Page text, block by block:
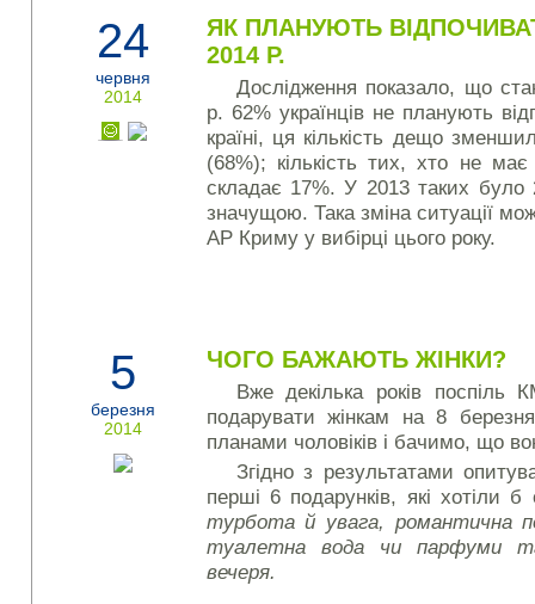
24
червня
2014
ЯК ПЛАНУЮТЬ
2014 Р.
Дослідження показало, що
р. 62% українців не планують
країні, ця кількість дещо
(68%); кількість тих, хто не
складає 17%. У 2013 таких було
значущою. Така зміна ситуації
АР Криму у вибірці цього року.
5
березня
2014
ЧОГО БАЖАЮТЬ ЖІНКИ?
Вже декілька років поспіль
подарувати жінкам на 8
планами чоловіків і бачимо, що
Згідно з результатами
перші 6 подарунків, які хотіли
турбота й увага, романтична
туалетна вода чи парфуми
вечеря.